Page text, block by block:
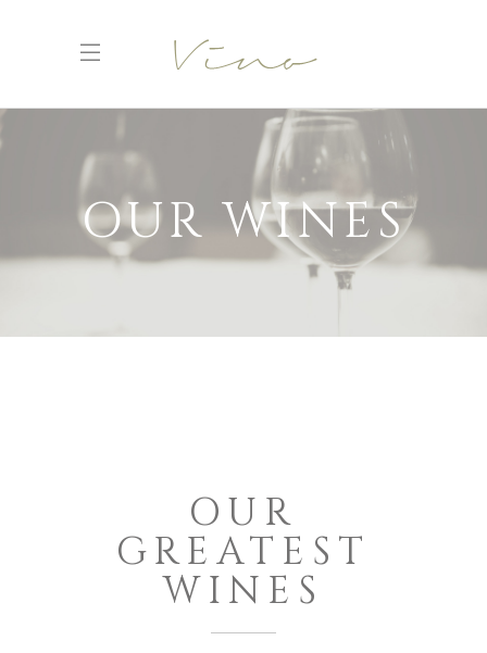
OUR WINES
OUR
GREATEST
WINES